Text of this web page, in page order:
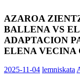
AZAROA
BALLENA VS
ADAPTACION
ELENA VECINA
2025-11-04 lemniskata